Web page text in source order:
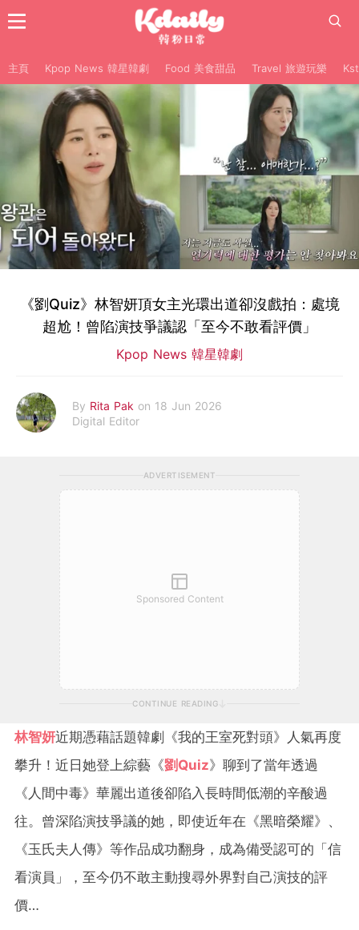
主頁 Kpop News 韓星韓劇 Food 美食甜品 Travel 旅遊玩樂
《劉Quiz》林智妍頂女主光環出道卻沒戲拍：處境
超尬！曾陷演技爭議認「至今不敢看評價」
Kpop News 韓星韓劇
By Rita Pak on 18 Jun 2026
Digital Editor
ADVERTISEMENT
Sponsored Content
CONTINUE READING
林智妍近期憑藉話題韓劇《我的王室死對頭》人氣再度
攀升！近日她登上綜藝《劉Quiz》聊到了當年透過
《人間中毒》華麗出道後卻陷入長時間低潮的辛酸過
往。曾深陷演技爭議的她，即使近年在《黑暗榮耀》、
《玉氏夫人傳》等作品成功翻身，成為備受認可的「信
看演員」，至今仍不敢主動搜尋外界對自己演技的評
價…